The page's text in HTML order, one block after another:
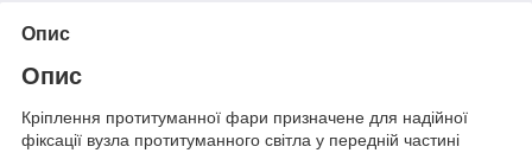
Опис
Опис
Кріплення протитуманної фари призначене для надійної
фіксації вузла протитуманного світла у передній частині